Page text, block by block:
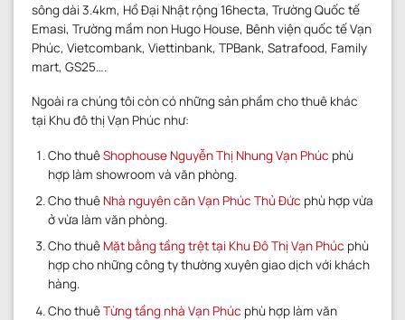
sông dài 3.4km, Hồ Đại Nhật rộng 16hecta, Trường Quốc tế
Emasi, Trường mầm non Hugo House, Bênh viện quốc tế Vạn
Phúc, Vietcombank, Viettinbank, TPBank, Satrafood, Family
mart, GS25….
Ngoài ra chúng tôi còn có những sản phầm cho thuê khác
tại Khu đô thị Vạn Phúc như:
Cho thuêShophouse Nguyễn Thị Nhung Vạn Phúc phù
hợp làm showroom và văn phòng.
Cho thuê Nhà nguyên căn Vạn Phúc Thủ Đức phù hợp vừa
ở vừa làm văn phòng.
Cho thuê Mặt bằng tầng trệt tại Khu Đô Thị Vạn Phúc phù
hợp cho những công ty thường xuyên giao dịch với khách
hàng.
Cho thuêTừng tầng nhà Vạn Phúc phù hợp làm văn